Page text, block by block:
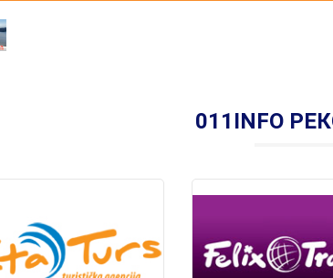
011INFO